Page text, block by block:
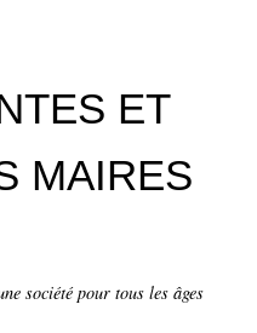
ET
MAIRES
société pour tous les âges